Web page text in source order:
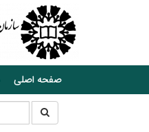
صفحه اصلی
جستجو
در